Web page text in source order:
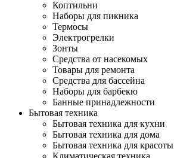
Коптильни
Наборы для пикника
Термосы
Электрогрелки
Зонты
Средства от насекомых
Товары для ремонта
Средства для бассейна
Наборы для барбекю
Банные принадлежности
Бытовая техника
Бытовая техника для кухни
Бытовая техника для дома
Бытовая техника для красоты
Климатическая техника